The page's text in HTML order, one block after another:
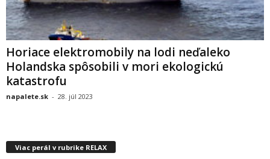
Horiace elektromobily na lodi neďaleko
Holandska spôsobili v mori ekologickú
katastrofu
napalete.sk - 28. júl 2023
Viac perál v rubrike RELAX